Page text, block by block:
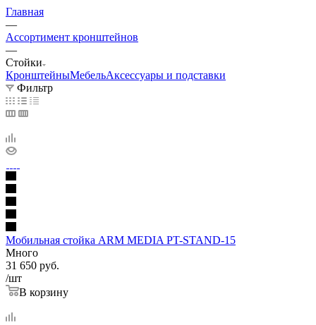
Главная
—
Ассортимент кронштейнов
—
Стойки
КронштейныМебельАксессуары и подставки
Фильтр
Мобильная стойка ARM MEDIA PT-STAND-15
Много
31 650 руб.
/шт
В корзину